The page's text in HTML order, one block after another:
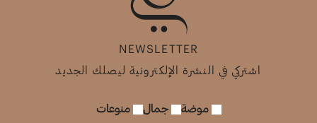
NEWSLETTER
اشتركي في النشرة الإلكترونية ليصلك الجديد
موضة جمال منوعات